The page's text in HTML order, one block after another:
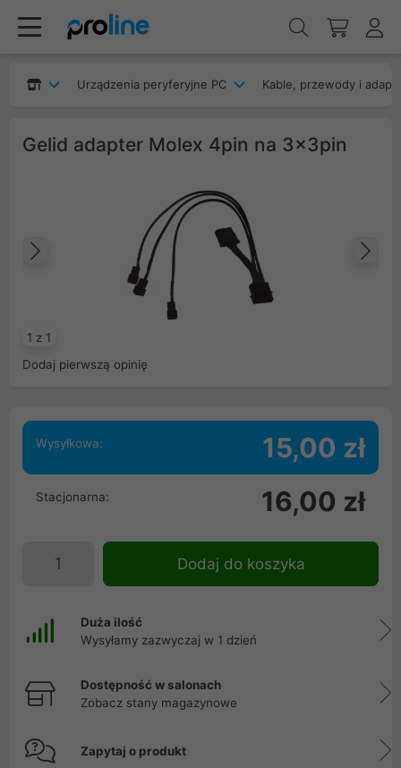
Urządzenia peryferyjne PC Kable, przewody i
Gelid adapter Molex 4pin na 3x3pin
1 z 1
Poprzedni
Dodaj pierwszą opinię
Wysyłkowa: 15,00 zł
Stacjonarna: 16,00 zł
Dodaj do koszyka
Duża ilość
Wysyłamy zazwyczaj w 1 dzień
Dostępność w salonach
Zobacz stany magazynowe
Zapytaj o produkt